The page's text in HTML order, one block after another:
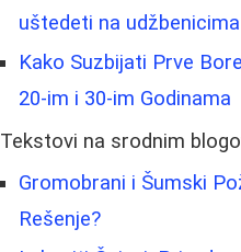
uštedeti na
Kako Suzbijati Prve
20-im i 30-im Godinama
Tekstovi na srodnim
Gromobrani i Šumski
Rešenje?